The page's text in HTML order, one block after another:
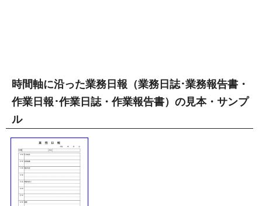
時間軸に沿った業務日報（業務日誌･業務報告書・
作業日報･作業日誌・作業報告書）の見本・サンプ
ル